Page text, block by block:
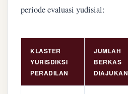
periode evaluasi yudisial:
KLASTER
YURISDIKSI
PERADILAN
JUMLAH
BERKAS
DIAJUKAN